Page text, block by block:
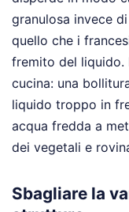
granulosa invece
quello che i
fremito del liquido.
cucina: una
liquido troppo in
acqua fredda a
dei vegetali e
Sbagliare la